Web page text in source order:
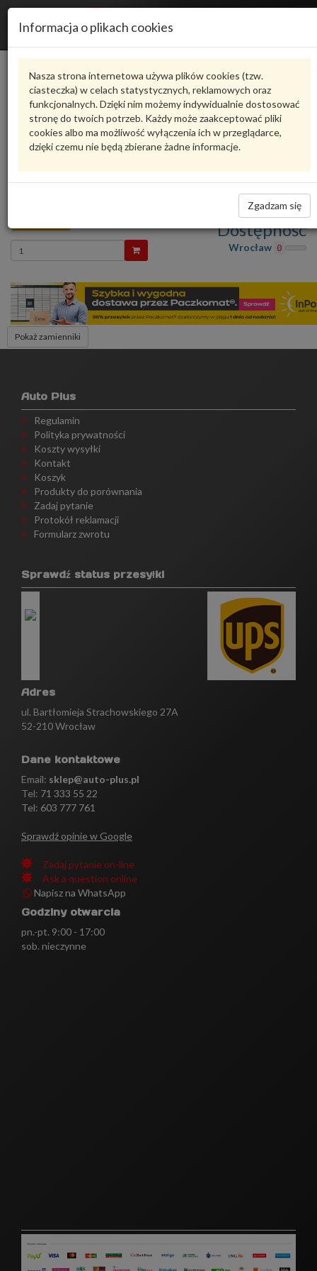
Informacja o plikach cookies
Nasza strona internetowa używa plików cookies (tzw.
ciasteczka) w celach statystycznych, reklamowych oraz
funkcjonalnych. Dzięki nim możemy indywidualnie dostosować
stronę do twoich potrzeb. Każdy może zaakceptować pliki
cookies albo ma możliwość wyłączenia ich w przeglądarce,
dzięki czemu nie będą zbierane żadne informacje.
Zgadzam się
Karta produktu
6RF857508AMDPA
oceń produkt
Zadaj pytanie o produkt
NAKŁADKA LUSTERKA PRAWA VW POLO 15> VW
Wprowadź
ilość
Dostępność
Wrocław 0
Pokaż zamienniki
Auto Plus
Regulamin
Polityka prywatności
Koszty wysyłki
Kontakt
Koszyk
Produkty do porównania
Zadaj pytanie
Protokół reklamacji
Formularz zwrotu
Sprawdź status przesyłki
Adres
ul. Bartłomieja Strachowskiego 27A
52-210 Wrocław
Dane kontaktowe
Email: sklep@auto-plus.pl
Tel: 71 333 55 22
Tel: 603 777 761
Sprawdź opinie w Google
Zadaj pytanie on-line
Ask a question online
Napisz na WhatsApp
Godziny otwarcia
pn.-pt. 9:00 - 17:00
sob. nieczynne